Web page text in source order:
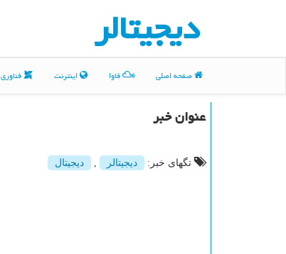
دیجیتالر
صفحه اصلی فاوا اینترنت فناوری
عنوان خبر
تگهای خبر: دیجیتالر , دیجیتال